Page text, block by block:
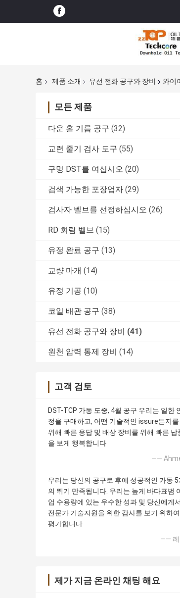
홈 제품 소개 유선 전화 공구와 장비 와이
모든 제품
다운 홀 기름 공구 (32)
교련 줄기 검사 도구 (55)
구멍 DST를 여십시오 (20)
검색 가능한 포장업자 (29)
검사자 벨브를 선정하십시오 (26)
RD 회람 벨브 (15)
유정 완료 공구 (13)
교량 마개 (14)
유정 기공 (10)
코일 배관 공구 (38)
유선 전화 공구와 장비 (41)
원천 압력 통제 장비 (14)
고객 검토
DST-TCP 가동 도중, 4월 공구 우리는 일한
정을 구매하고, 어떤 기술적인 issure든지를
위해 빠른 응답 및 배상 장비를 위해 빠른 납
을 보게 행복합니다
——
우리는 당신의 공구로 후에 성공적인 가동 5
의 뛰기 만족됩니다. 우리는 높게 바다표범
업 수용량에 있는 우수한 성과 및 당신에게서
전문가 기술지원을 위한 감사를 보기 위하여
평가합니다
—— 레
제가 지금 온라인 채팅 해요